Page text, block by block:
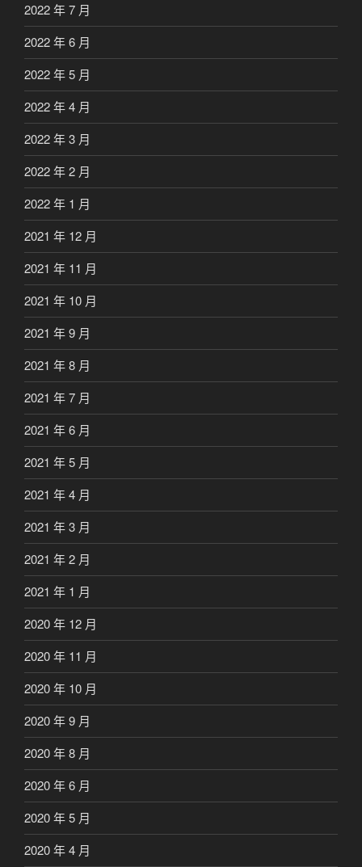
2022 年 7 月
2022 年 6 月
2022 年 5 月
2022 年 4 月
2022 年 3 月
2022 年 2 月
2022 年 1 月
2021 年 12 月
2021 年 11 月
2021 年 10 月
2021 年 9 月
2021 年 8 月
2021 年 7 月
2021 年 6 月
2021 年 5 月
2021 年 4 月
2021 年 3 月
2021 年 2 月
2021 年 1 月
2020 年 12 月
2020 年 11 月
2020 年 10 月
2020 年 9 月
2020 年 8 月
2020 年 6 月
2020 年 5 月
2020 年 4 月